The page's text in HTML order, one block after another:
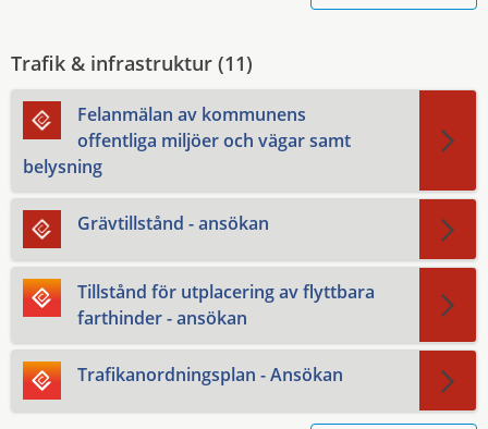
Trafik & infrastruktur (11)
Felanmälan av kommunens
offentliga miljöer och vägar samt
belysning
Grävtillstånd - ansökan
Tillstånd för utplacering av flyttbara
farthinder - ansökan
Trafikanordningsplan - Ansökan